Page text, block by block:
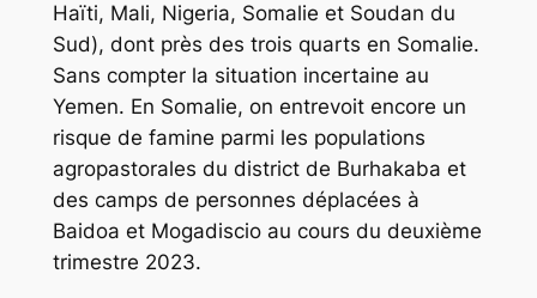
Haïti, Mali, Nigeria, Somalie et Soudan du
Sud), dont près des trois quarts en Somalie.
Sans compter la situation incertaine au
Yemen. En Somalie, on entrevoit encore un
risque de famine parmi les populations
agropastorales du district de Burhakaba et
des camps de personnes déplacées à
Baidoa et Mogadiscio au cours du deuxième
trimestre 2023.